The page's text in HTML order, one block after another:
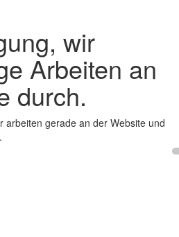
wir
Arbeiten an
durch.
arbeiten gerade an der Website und